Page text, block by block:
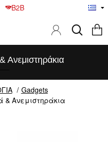
B2B
Gadgets
& Ανεμιστηράκια
Ανεμιστηράκια